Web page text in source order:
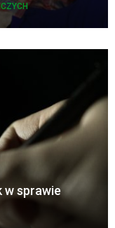
w sprawie